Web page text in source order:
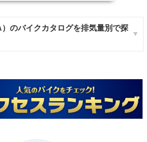
のバイクカタログを排気量別で探